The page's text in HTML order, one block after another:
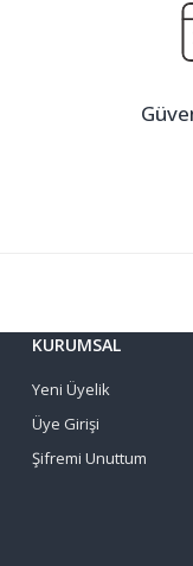
KURUMSAL
Yeni Üyelik
Üye Girişi
Şifremi Unuttum